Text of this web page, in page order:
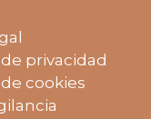
privacidad
cookies